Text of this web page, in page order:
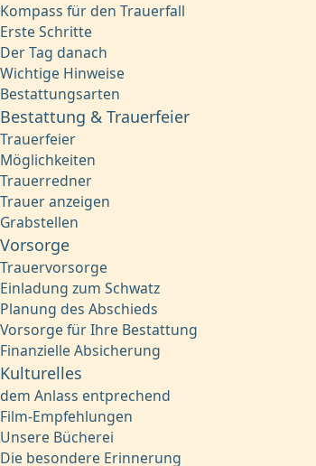
Kompass für den Trauerfall
Erste Schritte
Der Tag danach
Wichtige Hinweise
Bestattungsarten
Bestattung & Trauerfeier
Trauerfeier
Möglichkeiten
Trauerredner
Trauer anzeigen
Grabstellen
Vorsorge
Trauervorsorge
Einladung zum Schwatz
Planung des Abschieds
Vorsorge für Ihre Bestattung
Finanzielle Absicherung
Kulturelles
dem Anlass entprechend
Film-Empfehlungen
Unsere Bücherei
Die besondere Erinnerung